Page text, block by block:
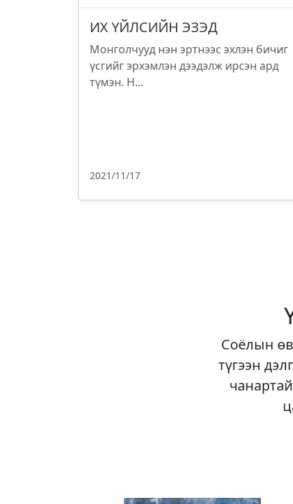
ИХ ҮЙЛСИЙН ЭЗЭД
Монголчууд нэн эртнээс эхлэн бичиг
үсгийг эрхэмлэн дээдэлж ирсэн ард
түмэн. Н...
2021/11/17
Соёлын
түгээн